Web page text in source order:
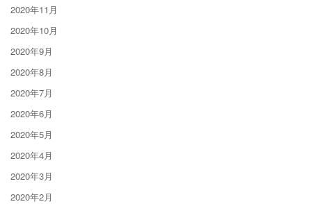
2020年11月
2020年10月
2020年9月
2020年8月
2020年7月
2020年6月
2020年5月
2020年4月
2020年3月
2020年2月